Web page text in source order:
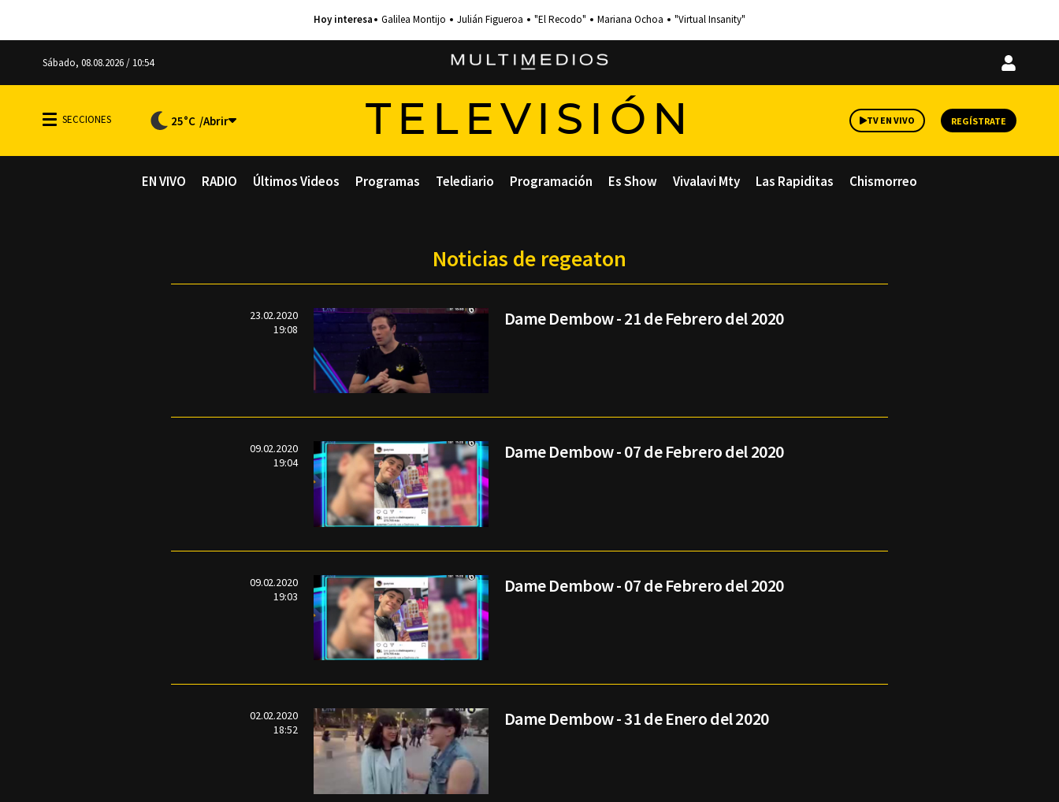
Galilea Montijo Julián Figueroa "El Recodo" Mariana Ochoa "Virtual Insanity"
Sábado, 08.08.2026 / 10:54
Iniciar
25°C TELEVISIÓN TV EN VIVO REGÍSTRATE
EN VIVO RADIO Últimos Videos Programas Telediario Programación Es Show Vivalavi Mty Las Rapiditas Chismorreo
Noticias de regeaton
23.02.2020
19:08
Dame Dembow - 21 de Febrero del 2020
09.02.2020
19:04
Dame Dembow - 07 de Febrero del 2020
09.02.2020
19:03
Dame Dembow - 07 de Febrero del 2020
02.02.2020
18:52
Dame Dembow - 31 de Enero del 2020